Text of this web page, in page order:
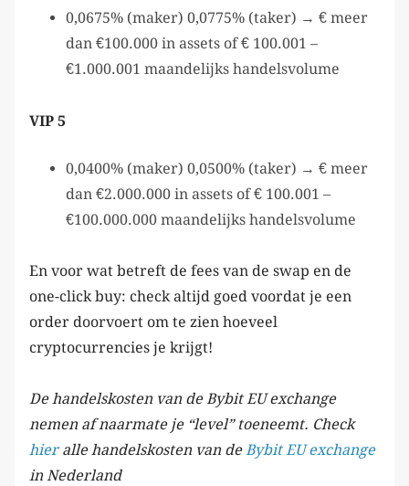
0,0675% (maker) 0,0775% (taker) → € meer
dan €100.000 in assets of € 100.001 –
€1.000.001 maandelijks handelsvolume
VIP 5
0,0400% (maker) 0,0500% (taker) → € meer
dan €2.000.000 in assets of € 100.001 –
€100.000.000 maandelijks handelsvolume
En voor wat betreft de fees van de swap en de
one-click buy: check altijd goed voordat je een
order doorvoert om te zien hoeveel
cryptocurrencies je krijgt!
De handelskosten van de Bybit EU exchange
nemen af naarmate je “level” toeneemt. Check
hieralle handelskosten van deBybit EU exchange
in Nederland